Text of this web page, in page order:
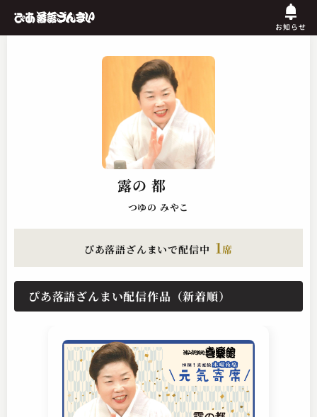
お知らせ
露の 都
つゆの みやこ
ぴあ落語ざんまいで配信中 1席
ぴあ落語ざんまい配信作品（新着順）